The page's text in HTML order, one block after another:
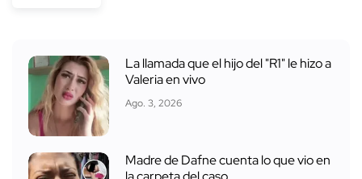
La llamada que el hijo del "R1" le hizo a
Valeria en vivo
Ago. 3, 2026
Madre de Dafne cuenta lo que vio en